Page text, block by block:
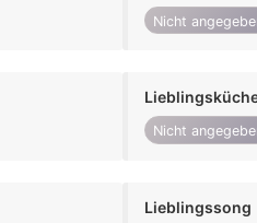
Nicht
Nicht
Lieblingssong